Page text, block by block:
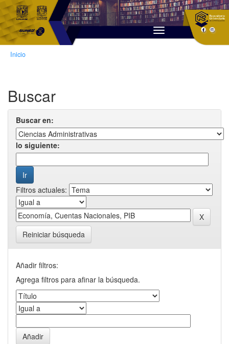
Skip
navigation
Inicio
Buscar
Buscar en:
lo siguiente:
Filtros actuales:
Reiniciar búsqueda
Añadir filtros:
Agrega filtros para afinar la búsqueda.